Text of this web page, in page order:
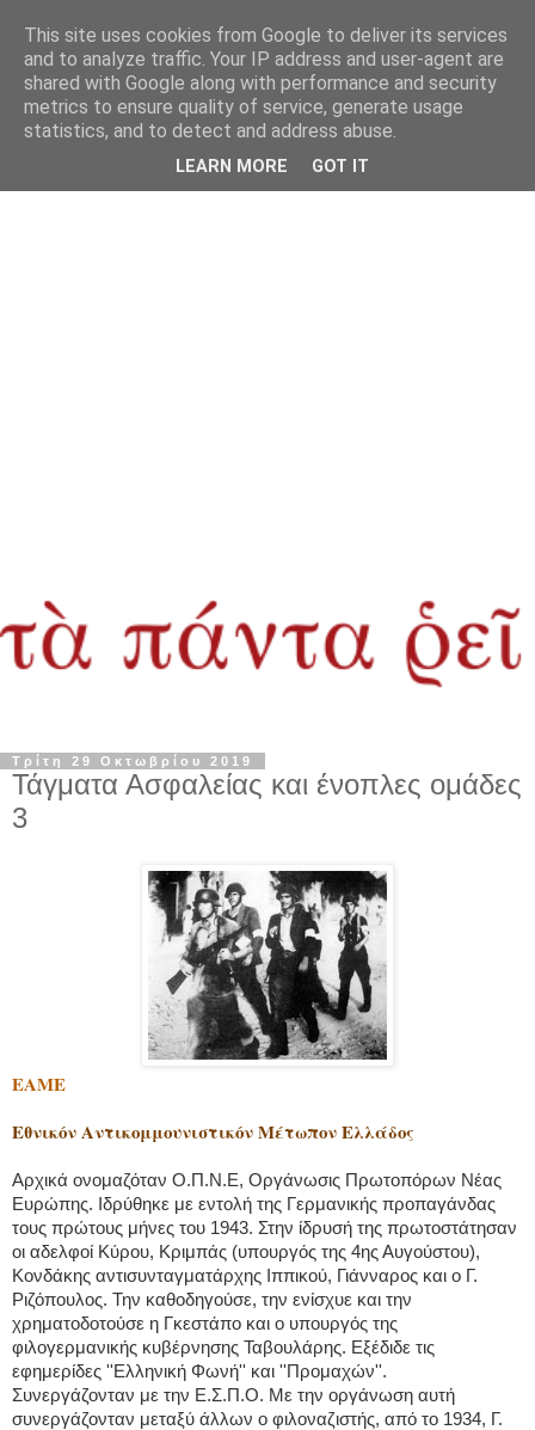
Τρίτη 29 Οκτωβρίου 2019
Τάγματα Ασφαλείας και ένοπλες ομάδες
3
EAME
Εθνικόν Αντικομμουνιστικόν Μέτωπον Ελλάδος
Αρχικά ονομαζόταν Ο.Π.Ν.Ε, Οργάνωσις Πρωτοπόρων Νέας
Ευρώπης. Ιδρύθηκε με εντολή της Γερμανικής προπαγάνδας
τους πρώτους μήνες του 1943. Στην ίδρυσή της πρωτοστάτησαν
οι αδελφοί Κύρου, Κριμπάς (υπουργός της 4ης Αυγούστου),
Κονδάκης αντισυνταγματάρχης Ιππικού, Γιάνναρος και ο Γ.
Ριζόπουλος. Την καθοδηγούσε, την ενίσχυε και την
χρηματοδοτούσε η Γκεστάπο και ο υπουργός της
φιλογερμανικής κυβέρνησης Ταβουλάρης. Εξέδιδε τις
εφημερίδες ''Ελληνική Φωνή'' και ''Προμαχών''.
Συνεργάζονταν με την Ε.Σ.Π.Ο. Με την οργάνωση αυτή
συνεργάζονταν μεταξύ άλλων ο φιλοναζιστής, από το 1934, Γ.
This site uses cookies from Google to deliver its services
and to analyze traffic. Your IP address and user-agent are
shared with Google along with performance and security
metrics to ensure quality of service, generate usage
statistics, and to detect and address abuse.
LEARN MORE GOT IT